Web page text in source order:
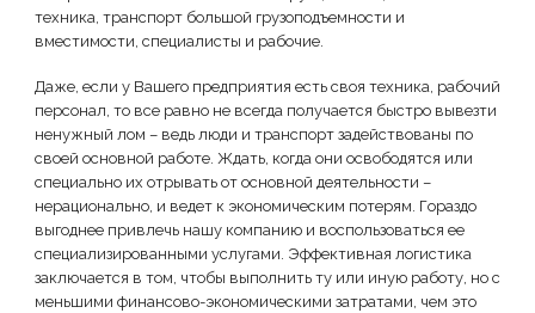
техника, транспорт большой грузоподъемности и
вместимости, специалисты и рабочие.
Даже, если у Вашего предприятия есть своя техника, рабочий
персонал, то все равно не всегда получается быстро вывезти
ненужный лом – ведь люди и транспорт задействованы по
своей основной работе. Ждать, когда они освободятся или
специально их отрывать от основной деятельности –
нерационально, и ведет к экономическим потерям. Гораздо
выгоднее привлечь нашу компанию и воспользоваться ее
специализированными услугами. Эффективная логистика
заключается в том, чтобы выполнить ту или иную работу, но с
меньшими финансово-экономическими затратами, чем это